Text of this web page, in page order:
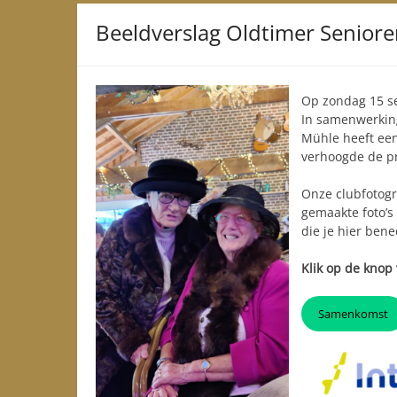
Beeldverslag Oldtimer
Op zondag 15
In
Mühle heeft
verhoogde de
Onze
gemaakte
die je hier
Klik op de knop
Samenkomst